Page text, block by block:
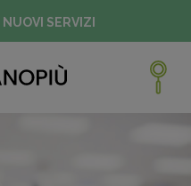
SERVIZI